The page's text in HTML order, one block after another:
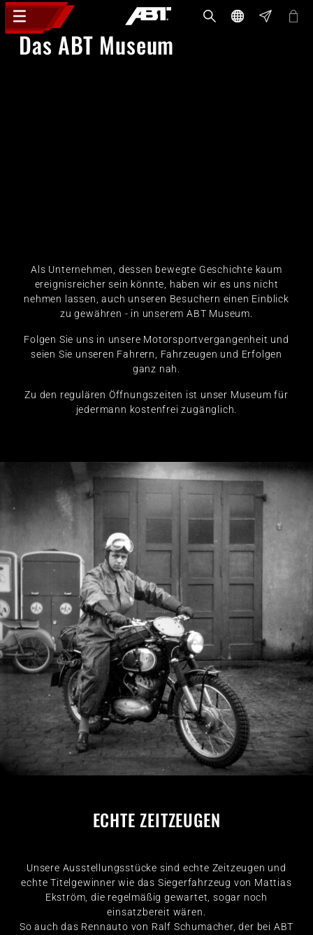
Das ABT Museum
Als Unternehmen, dessen bewegte Geschichte kaum
ereignisreicher sein könnte, haben wir es uns nicht
nehmen lassen, auch unseren Besuchern einen Einblick
zu gewähren - in unserem ABT Museum.
Folgen Sie uns in unsere Motorsportvergangenheit und
seien Sie unseren Fahrern, Fahrzeugen und Erfolgen
ganz nah.
Zu den regulären Öffnungszeiten ist unser Museum für
jedermann kostenfrei zugänglich.
ECHTE ZEITZEUGEN
Unsere Ausstellungsstücke sind echte Zeitzeugen und
echte Titelgewinner wie das Siegerfahrzeug von Mattias
Ekström, die regelmäßig gewartet, sogar noch
einsatzbereit wären.
So auch das Rennauto von Ralf Schumacher, der bei ABT